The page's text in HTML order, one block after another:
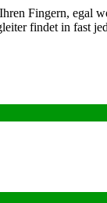
Fingern, egal
findet in fast